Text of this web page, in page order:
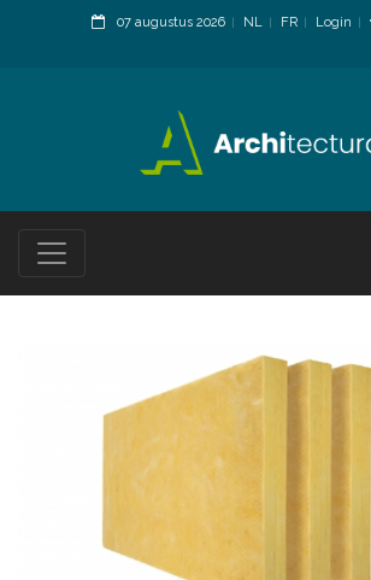
07 augustus 2026 NL FR
Login